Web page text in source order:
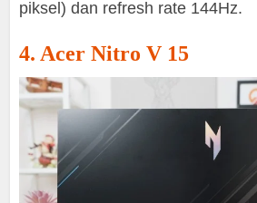
piksel) dan refresh rate 144Hz.
4. Acer Nitro V 15